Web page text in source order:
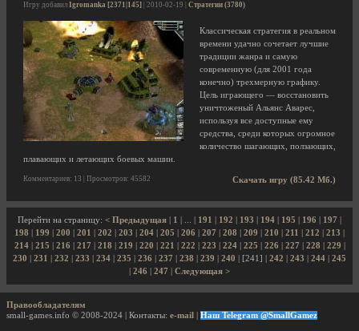
Игру добавил Igromanka [2371|145] | 2010-02-19 | Стратегии (3780)
Классическая стратегия в реальном
времени удачно сочетает лучшие
традиции жанра и самую
современную (для 2001 года
конечно) трехмерную графику.
Цель играющего — восстановить
уничтоженый Альянс Аварес,
используя все доступные ему
средства, среди которых огромное
количество шагающих, ползающих,
плавающих и летающих боевых машин.
Скачать игру (85.42 Мб.)
Комментариев: 13 | Просмотров: 45582
Перейти на страницу: < Предыдущая 1 191 192 193 194 195 196 197
198
199 200 201 202 203 204 205 206 207 208 209 210 211 212 213
214| 215 216 217 218 219 220 221 222 223 224| 225 226 227 228 229
230
231 232 233 234 235 236 237 238 239 240 | [241] | 242 243 244
245
246 247 Следующая >
Правообладателям
small-games.info © 2008-2024 | Контакты: e-mail Наш Telegram @SmallGamez